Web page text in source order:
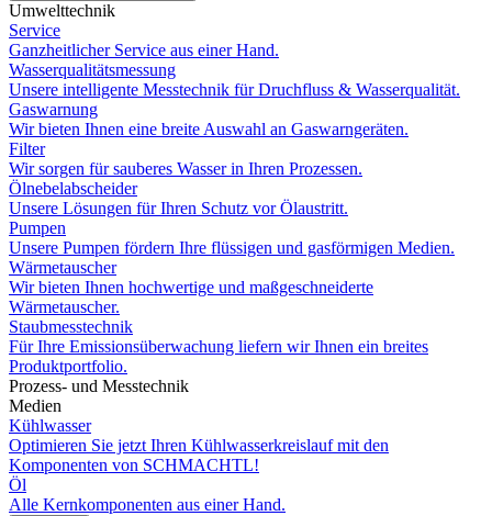
Umwelttechnik
Service
Ganzheitlicher Service aus einer Hand.
Wasserqualitätsmessung
Unsere intelligente Messtechnik für Druchfluss & Wasserqualität.
Gaswarnung
Wir bieten Ihnen eine breite Auswahl an Gaswarngeräten.
Filter
Wir sorgen für sauberes Wasser in Ihren Prozessen.
Ölnebelabscheider
Unsere Lösungen für Ihren Schutz vor Ölaustritt.
Pumpen
Unsere Pumpen fördern Ihre flüssigen und gasförmigen Medien.
Wärmetauscher
Wir bieten Ihnen hochwertige und maßgeschneiderte
Wärmetauscher.
Staubmesstechnik
Für Ihre Emissionsüberwachung liefern wir Ihnen ein breites
Produktportfolio.
Prozess- und Messtechnik
Medien
Kühlwasser
Optimieren Sie jetzt Ihren Kühlwasserkreislauf mit den
Komponenten von SCHMACHTL!
Öl
Alle Kernkomponenten aus einer Hand.